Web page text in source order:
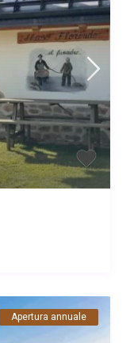
Apertura annuale